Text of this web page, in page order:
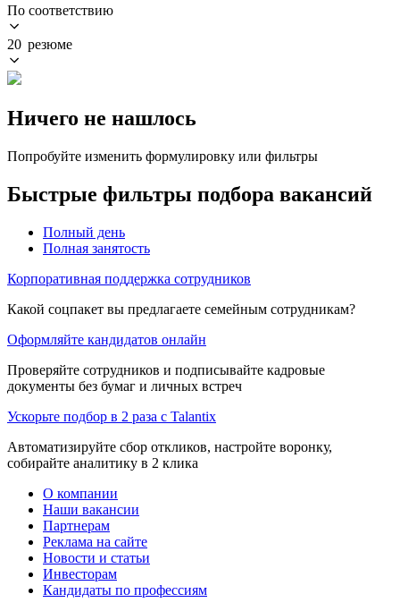
По соответствию
20 резюме
Ничего не нашлось
Попробуйте изменить формулировку или фильтры
Быстрые фильтры подбора вакансий
Полный день
Полная занятость
Корпоративная поддержка сотрудников
Какой соцпакет вы предлагаете семейным сотрудникам?
Оформляйте кандидатов онлайн
Проверяйте сотрудников и подписывайте кадровые
документы без бумаг и личных встреч
Ускорьте подбор в 2 раза с Talantix
Автоматизируйте сбор откликов, настройте воронку,
собирайте аналитику в 2 клика
О компании
Наши вакансии
Партнерам
Реклама на сайте
Новости и статьи
Инвесторам
Кандидаты по профессиям